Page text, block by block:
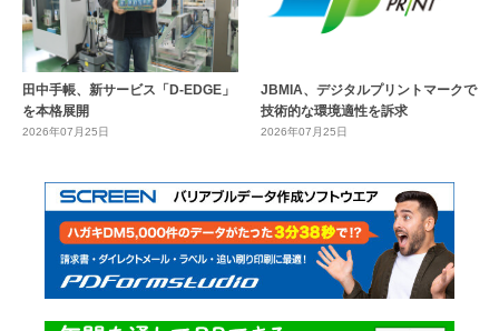
田中手帳、新サービス「D-EDGE」
を本格展開
2026年07月25日
JBMIA、デジタルプリントマークで
技術的な環境適性を訴求
2026年07月25日